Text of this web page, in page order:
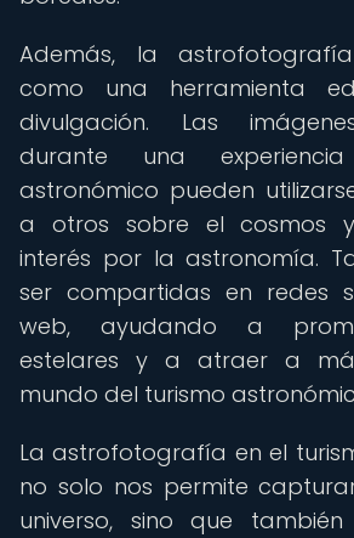
Además, la
como una herramienta
divulgación. Las
durante una
astronómico pueden
a otros sobre el cosmos
interés por la astronomía.
ser compartidas en redes
web, ayudando a
estelares y a atraer a
mundo del turismo
La astrofotografía en el
no solo nos permite
universo, sino que